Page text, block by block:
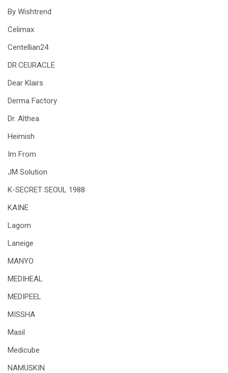
By Wishtrend
Celimax
Centellian24
DR.CEURACLE
Dear Klairs
Derma Factory
Dr. Althea
Heimish
Im From
JM Solution
K-SECRET SEOUL 1988
KAINE
Lagom
Laneige
MANYO
MEDIHEAL
MEDIPEEL
MISSHA
Masil
Medicube
NAMUSKIN